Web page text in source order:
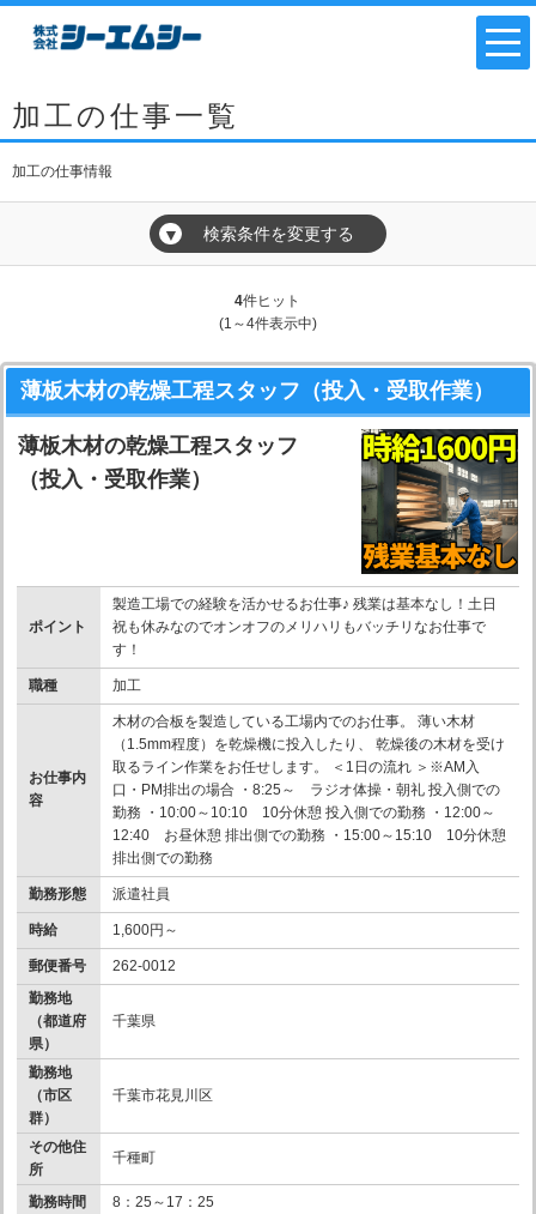
加工の仕事一覧
加工の仕事情報
▼ 検索条件を変更する
4件ヒット
(1～4件表示中)
薄板木材の乾燥工程スタッフ（投入・受取作業）
薄板木材の乾燥工程スタッフ
（投入・受取作業）
ポイント
製造工場での経験を活かせるお仕事♪ 残業は基本なし！土日
祝も休みなのでオンオフのメリハリもバッチリなお仕事で
す！
職種 加工
お仕事内
容
木材の合板を製造している工場内でのお仕事。 薄い木材
（1.5mm程度）を乾燥機に投入したり、 乾燥後の木材を受け
取るライン作業をお任せします。 ＜1日の流れ ＞※AM入
口・PM排出の場合 ・8:25～ ラジオ体操・朝礼 投入側での
勤務 ・10:00～10:10 10分休憩 投入側での勤務 ・12:00～
12:40 お昼休憩 排出側での勤務 ・15:00～15:10 10分休憩
排出側での勤務
勤務形態 派遣社員
時給 1,600円～
郵便番号
262-0012
勤務地
（都道府
県）
千葉県
勤務地
（市区
群）
千葉市花見川区
その他住
所
千種町
勤務時間 8：25～17：25